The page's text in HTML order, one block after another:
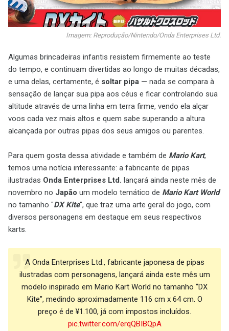
Imagem: Reprodução/Nintendo/Onda Enterprises Ltd.
Algumas brincadeiras infantis resistem firmemente ao teste
do tempo, e continuam divertidas ao longo de muitas décadas,
e uma delas, certamente, é soltar pipa — nada se compara à
sensação de lançar sua pipa aos céus e ficar controlando sua
altitude através de uma linha em terra firme, vendo ela alçar
voos cada vez mais altos e quem sabe superando a altura
alcançada por outras pipas dos seus amigos ou parentes.
Para quem gosta dessa atividade e também de Mario Kart,
temos uma notícia interessante: a fabricante de pipas
ilustradas Onda Enterprises Ltd. lançará ainda neste mês de
novembro no Japão um modelo temático de Mario Kart World
no tamanho "DX Kite", que traz uma arte geral do jogo, com
diversos personagens em destaque em seus respectivos
karts.
A Onda Enterprises Ltd., fabricante japonesa de pipas
ilustradas com personagens, lançará ainda este mês um
modelo inspirado em Mario Kart World no tamanho “DX
Kite”, medindo aproximadamente 116 cm x 64 cm. O
preço é de ¥1.100, já com impostos incluídos.
pic.twitter.com/erqQBIBQpA